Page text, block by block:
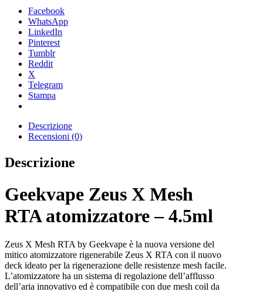
Facebook
WhatsApp
LinkedIn
Pinterest
Tumblr
Reddit
X
Telegram
Stampa
Descrizione
Recensioni (0)
Descrizione
Geekvape Zeus X Mesh
RTA atomizzatore – 4.5ml
Zeus X Mesh RTA by Geekvape è la nuova versione del
mitico atomizzatore rigenerabile Zeus X RTA con il nuovo
deck ideato per la rigenerazione delle resistenze mesh facile.
L’atomizzatore ha un sistema di regolazione dell’afflusso
dell’aria innovativo ed è compatibile con due mesh coil da